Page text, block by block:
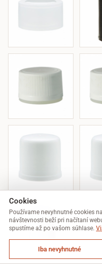
Cookies
Používame nevyhnutné cookies
návštevnosti beží pri načítaní
spustíme až po vašom súhlase.
Iba nevyhnutné